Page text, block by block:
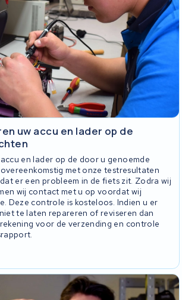
uw accu en lader op de
en lader op de door u genoemde
met onze testresultaten
er een probleem in de fiets zit. Zodra wij
wij contact met u op voordat wij
Deze controle is kosteloos. Indien u er
te laten repareren of reviseren dan
voor de verzending en controle